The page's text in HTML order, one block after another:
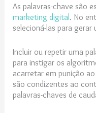
As palavras-chave são
marketing digital. No
selecioná-las para gerar
Incluir ou repetir uma
para instigar os
acarretar em punição
são condizentes ao
palavras-chaves de